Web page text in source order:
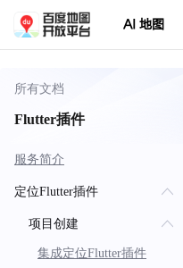
AI 地图
所有文档
Flutter插件
服务简介
定位Flutter插件
项目创建
集成定位Flutter插件